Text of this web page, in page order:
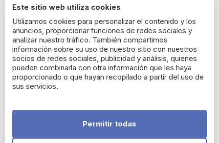
Gerber Pack de 5
Cremas de Arroz +4M
Nutribén Cereales Sin
Gluten 600 g
Este sitio web utiliza cookies
Utilizamos cookies para personalizar el contenido y los
anuncios, proporcionar funciones de redes sociales y
analizar nuestro tráfico. También compartimos
información sobre su uso de nuestro sitio con nuestros
socios de redes sociales, publicidad y análisis, quienes
pueden combinarla con otra información que les haya
proporcionado o que hayan recopilado a partir del uso de
sus servicios.
Permitir todas